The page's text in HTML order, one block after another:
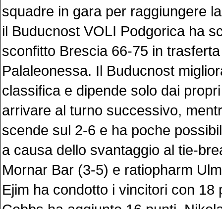
squadre in gara per raggiungere
il Buducnost VOLI Podgorica ha
sconfitto Brescia 66-75 in
Palaleonessa. Il Buducnost
classifica e dipende solo dai
arrivare al turno successivo,
scende sul 2-6 e ha poche
a causa dello svantaggio al tie-
Mornar Bar (3-5) e ratiopharm
Ejim ha condotto i vincitori con 18